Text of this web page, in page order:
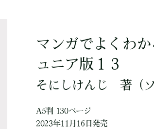
マンガでよくわ
ュニア版１３
そにしけんじ 著 （
A5判 130ページ
2023年11月16日発売